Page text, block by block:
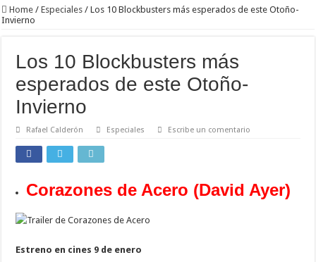
Home / Especiales / Los 10 Blockbusters más esperados de este Otoño-
Invierno
Los 10 Blockbusters más
esperados de este Otoño-
Invierno
Rafael Calderón Especiales Escribe un comentario
Corazones de Acero (David Ayer)
Estreno en cines 9 de enero